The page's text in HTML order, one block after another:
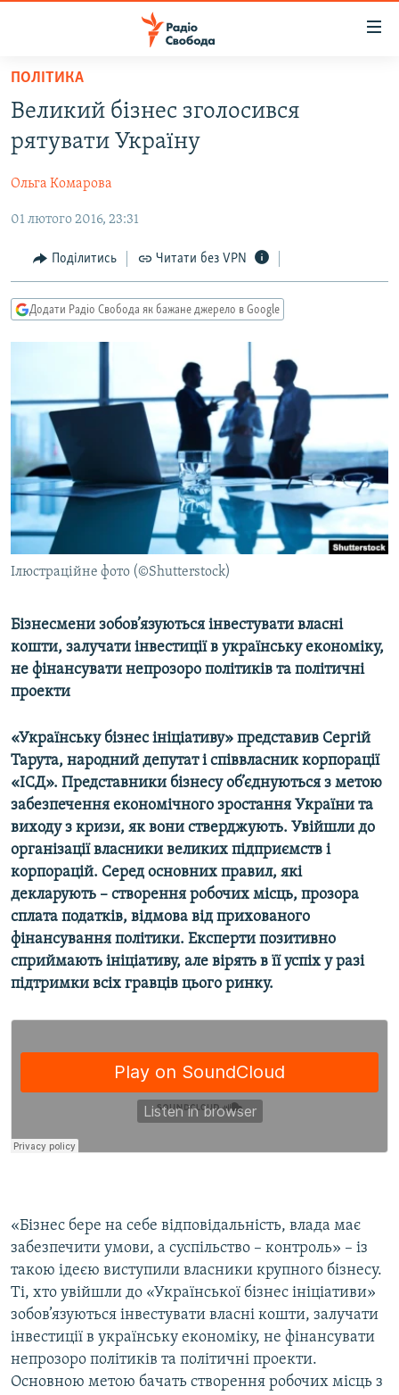
Перейти
основного
матеріалу
Перейти
до
навігації
Перейти
пошуку
РАДІО СВОБОДА – 70 РОКІВ
СТАТТІ
ПОЛІТИКА
ЕКОНОМІКА
СУСПІЛЬСТВО
СПОРТ
ВІЙНА
РОСІЙСЬКА «ФІЛЬТРАЦІЯ»
ДОНБАС.РЕАЛІЇ
КРИМ.РЕАЛІЇ
ТИ ЯК?
МУЛЬТИМЕДІА
ФОТО
СПЕЦПРОЄКТИ
ПОДКАСТИ
УКР
КТАТ
ДОЛУЧАЙСЯ!
ПОЛІТИКА
Великий бізнес зголосився
рятувати Україну
Ольга Комарова
01 лютого 2016, 23:31
Поділитись Читати без VPN
Додати Радіо Свобода як бажане джерело в Google
Ілюстраційне фото (©Shutterstock)
Бізнесмени зобов’язуються інвестувати власні
кошти, залучати інвестиції в українську економіку,
не фінансувати непрозоро політиків та політичні
проекти
«Українську бізнес ініціативу» представив Сергій
Тарута, народний депутат і співвласник корпорації
«ІСД». Представники бізнесу об’єднуються з метою
забезпечення економічного зростання України та
виходу з кризи, як вони стверджують. Увійшли до
організації власники великих підприємств і
корпорацій. Серед основних правил, які
декларують – створення робочих місць, прозора
сплата податків, відмова від прихованого
фінансування політики. Експерти позитивно
сприймають ініціативу, але вірять в її успіх у разі
підтримки всіх гравців цього ринку.
«Бізнес бере на себе відповідальність, влада має
забезпечити умови, а суспільство – контроль» – із
такою ідеєю виступили власники крупного бізнесу.
Ті, хто увійшли до «Української бізнес ініціативи»
зобов’язуються інвестувати власні кошти, залучати
інвестиції в українську економіку, не фінансувати
непрозоро політиків та політичні проекти.
Основною метою бачать створення робочих місць з